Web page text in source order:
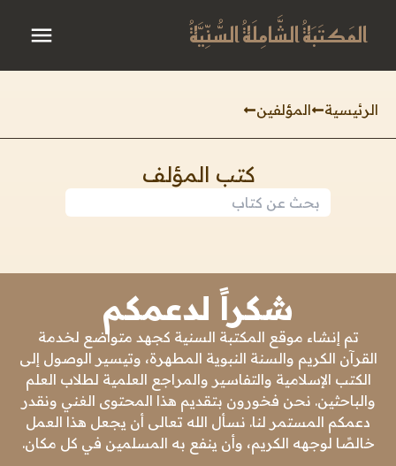
المَكتَبَةُ الشَّامِلَةُ السُّنِّيَّةُ
الرئيسية المؤلفين
كتب المؤلف
شكراً لدعمكم
تم إنشاء موقع المكتبة السنية كجهد متواضع لخدمة
القرآن الكريم والسنة النبوية المطهرة، وتيسير الوصول إلى
الكتب الإسلامية والتفاسير والمراجع العلمية لطلاب العلم
والباحثين. نحن فخورون بتقديم هذا المحتوى الغني ونقدر
دعمكم المستمر لنا. نسأل الله تعالى أن يجعل هذا العمل
خالصًا لوجهه الكريم، وأن ينفع به المسلمين في كل مكان.